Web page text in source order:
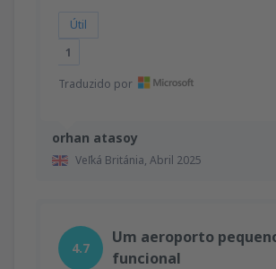
orhan atasoy
Veľká Británia, Abril 2025
Útil
1
Traduzido por
4.7
Um aeroporto
funcional